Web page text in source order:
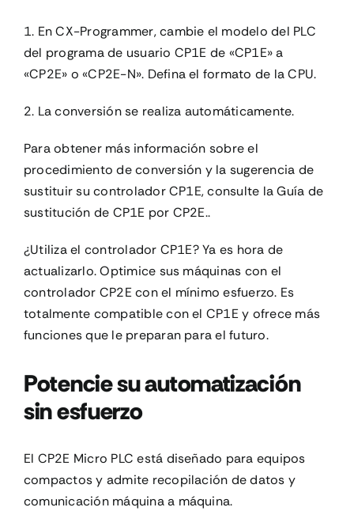
1. En CX-Programmer, cambie el modelo del PLC
del programa de usuario CP1E de «CP1E» a
«CP2E» o «CP2E-N». Defina el formato de la CPU.
2. La conversión se realiza automáticamente.
Para obtener más información sobre el
procedimiento de conversión y la sugerencia de
sustituir su controlador CP1E, consulte laGuía de
sustitución de CP1E por CP2E..
¿Utiliza el controlador CP1E? Ya es hora de
actualizarlo. Optimice sus máquinas con el
controlador CP2E con el mínimo esfuerzo. Es
totalmente compatible con el CP1E y ofrece más
funciones que le preparan para el futuro.
Potencie su automatización
sin esfuerzo
El CP2E Micro PLC está diseñado para equipos
compactos y admite recopilación de datos y
comunicación máquina a máquina.